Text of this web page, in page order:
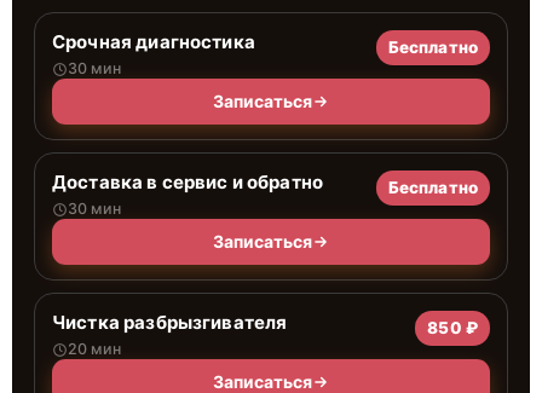
Срочная диагностика
30 мин
Бесплатно
Записаться
Доставка в сервис и обратно
30 мин
Бесплатно
Записаться
Чистка разбрызгивателя
20 мин
850 ₽
Записаться